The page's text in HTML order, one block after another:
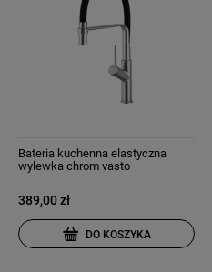
Bateria kuchenna elastyczna
wylewka chrom vasto
389,00 zł
DO KOSZYKA